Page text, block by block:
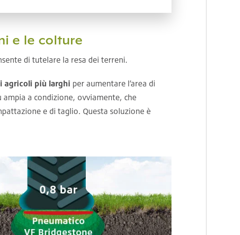
e le colture
di tutelare la resa dei terreni.
agricoli più larghi per aumentare l’area di
a condizione, ovviamente, che
e di taglio. Questa soluzione è